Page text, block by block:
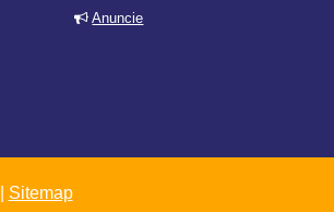
Anuncie
Sitemap